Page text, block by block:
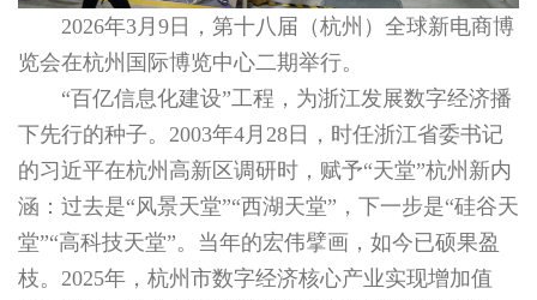
2026年3月9日，第十八届（杭州）全球新电商博
览会在杭州国际博览中心二期举行。
“百亿信息化建设”工程，为浙江发展数字经济播
下先行的种子。2003年4月28日，时任浙江省委书记
的习近平在杭州高新区调研时，赋予“天堂”杭州新内
涵：过去是“风景天堂”“西湖天堂”，下一步是“硅谷天
堂”“高科技天堂”。当年的宏伟擘画，如今已硕果盈
枝。2025年，杭州市数字经济核心产业实现增加值